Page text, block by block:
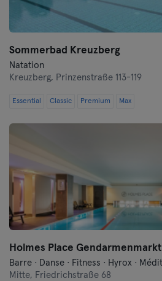
Sommerbad Kreuzberg
Natation
Kreuzberg, Prinzenstraße 113-119
Essential Classic Premium Max
Holmes Place Gendarmenmarkt
Mitte, Friedrichstraße 68
Frankfurt an der Oder
Freiburg
Göppingen
Halle
Hambourg
Hanau